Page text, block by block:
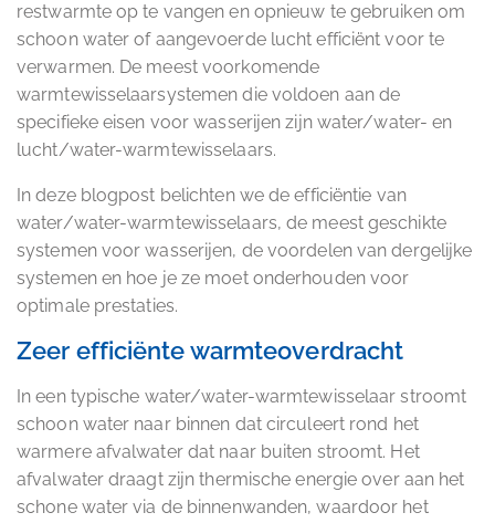
restwarmte op te vangen en opnieuw te gebruiken om
schoon water of aangevoerde lucht efficiënt voor te
verwarmen. De meest voorkomende
warmtewisselaarsystemen die voldoen aan de
specifieke eisen voor wasserijen zijn water/water- en
lucht/water-warmtewisselaars.
In deze blogpost belichten we de efficiëntie van
water/water-warmtewisselaars, de meest geschikte
systemen voor wasserijen, de voordelen van dergelijke
systemen en hoe je ze moet onderhouden voor
optimale prestaties.
Zeer efficiënte warmteoverdracht
In een typische water/water-warmtewisselaar stroomt
schoon water naar binnen dat circuleert rond het
warmere afvalwater dat naar buiten stroomt. Het
afvalwater draagt zijn thermische energie over aan het
schone water via de binnenwanden, waardoor het